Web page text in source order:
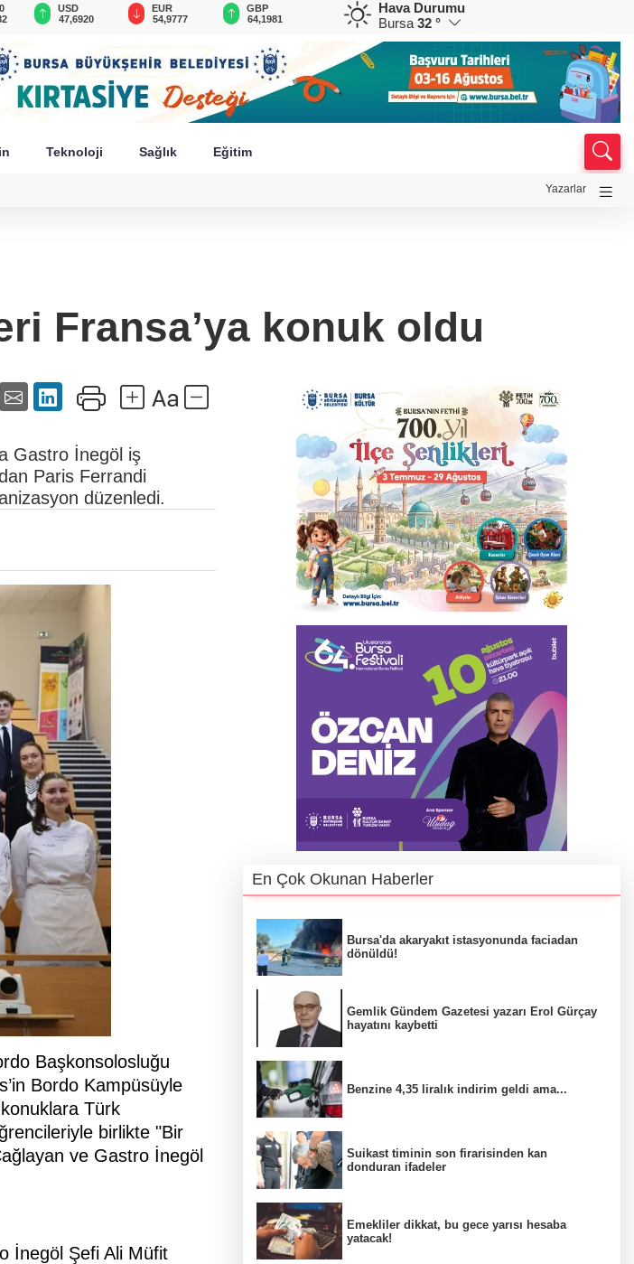
USD
47,6920
EUR
54,9777
GBP
64,1981
CHF
58,6690
CAD
34,0171
Hava Durumu
Bursa 32 °
Teknoloji Sağlık Eğitim
Yazarlar
Fransa’ya konuk oldu
Gastro İnegöl iş
Paris Ferrandi
düzenledi.
Başkonsolosluğu
Bordo Kampüsüyle
Türk
birlikte "Bir
ve Gastro İnegöl
İnegöl Şefi Ali Müfit
En Çok Okunan Haberler
Bursa'da akaryakıt istasyonunda faciadan
dönüldü!
Gemlik Gündem Gazetesi yazarı Erol Gürçay
hayatını kaybetti
Benzine 4,35 liralık indirim geldi ama...
Suikast timinin son firarisinden kan
donduran ifadeler
Emekliler dikkat, bu gece yarısı hesaba
yatacak!